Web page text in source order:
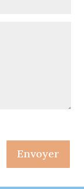
Envoyer